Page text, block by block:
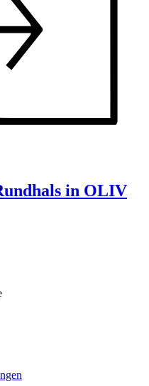
in OLIV